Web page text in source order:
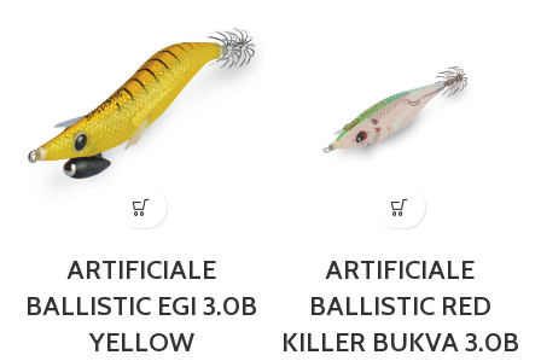
ARTIFICIALE
BALLISTIC EGI 3.0B
YELLOW
ARTIFICIALE
BALLISTIC RED
KILLER BUKVA 3.0B